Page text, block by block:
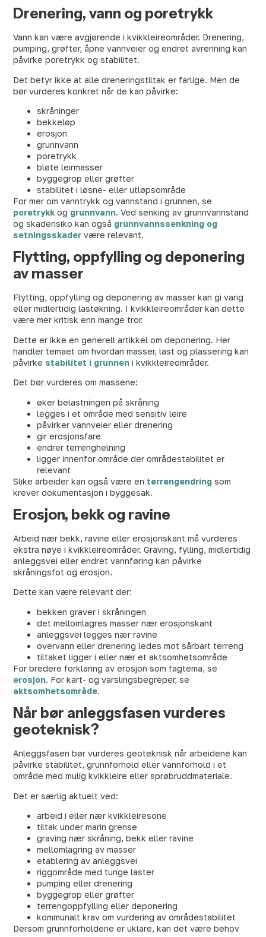
Drenering, vann og poretrykk
Vann kan være avgjørende i kvikkleireområder. Drenering,
pumping, grøfter, åpne vannveier og endret avrenning kan
påvirke poretrykk og stabilitet.
Det betyr ikke at alle dreneringstiltak er farlige. Men de
bør vurderes konkret når de kan påvirke:
skråninger
bekkeløp
erosjon
grunnvann
poretrykk
bløte leirmasser
byggegrop eller grøfter
stabilitet i løsne- eller utløpsområde
For mer om vanntrykk og vannstand i grunnen, se
poretrykk og grunnvann. Ved senking av grunnvannstand
og skaderisiko kan også grunnvannssenkning og
setningsskader være relevant.
Flytting, oppfylling og deponering
av masser
Flytting, oppfylling og deponering av masser kan gi varig
eller midlertidig lastøkning. I kvikkleireområder kan dette
være mer kritisk enn mange tror.
Dette er ikke en generell artikkel om deponering. Her
handler temaet om hvordan masser, last og plassering kan
påvirke stabilitet i grunnen i kvikkleireområder.
Det bør vurderes om massene:
øker belastningen på skråning
legges i et område med sensitiv leire
påvirker vannveier eller drenering
gir erosjonsfare
endrer terrenghelning
ligger innenfor område der områdestabilitet er
relevant
Slike arbeider kan også være en terrengendring som
krever dokumentasjon i byggesak.
Erosjon, bekk og ravine
Arbeid nær bekk, ravine eller erosjonskant må vurderes
ekstra nøye i kvikkleireområder. Graving, fylling, midlertidig
anleggsvei eller endret vannføring kan påvirke
skråningsfot og erosjon.
Dette kan være relevant der:
bekken graver i skråningen
det mellomlagres masser nær erosjonskant
anleggsvei legges nær ravine
overvann eller drenering ledes mot sårbart terreng
tiltaket ligger i eller nær et aktsomhetsområde
For bredere forklaring av erosjon som fagtema, se
erosjon. For kart- og varslingsbegreper, se
aktsomhetsområde.
Når bør anleggsfasen vurderes
geoteknisk?
Anleggsfasen bør vurderes geoteknisk når arbeidene kan
påvirke stabilitet, grunnforhold eller vannforhold i et
område med mulig kvikkleire eller sprøbruddmateriale.
Det er særlig aktuelt ved:
arbeid i eller nær kvikkleiresone
tiltak under marin grense
graving nær skråning, bekk eller ravine
mellomlagring av masser
etablering av anleggsvei
riggområde med tunge laster
pumping eller drenering
byggegrop eller grøfter
terrengoppfylling eller deponering
kommunalt krav om vurdering av områdestabilitet
Dersom grunnforholdene er uklare, kan det være behov